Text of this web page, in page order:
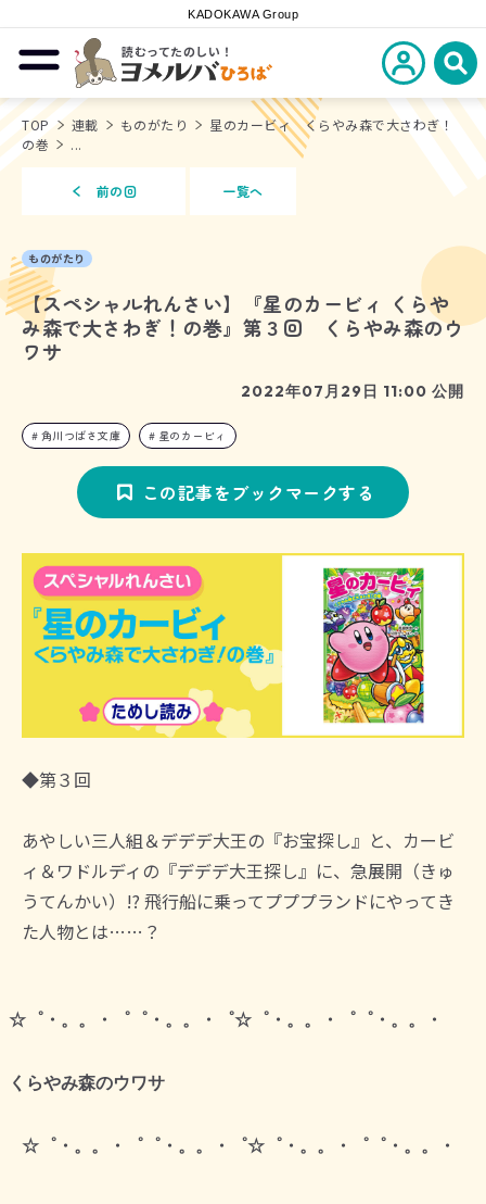
KADOKAWA Group
メニューを開閉する
読むってたのしい！
ヨメルバひろば
新規会員登
検
TOP 連載 ものがたり
星のカービィ くらやみ森で大さわぎ！
の巻
...
前の回 一覧へ
ものがたり
【スペシャルれんさい】『星のカービィ くらや
み森で大さわぎ！の巻』第３回 くらやみ森のウ
ワサ
2022年07月29日 11:00 公開
角川つばさ文庫 星のカービィ
この記事をブックマークする
◆第３回
あやしい三人組＆デデデ大王の『お宝探し』と、カービ
ィ＆ワドルディの『デデデ大王探し』に、急展開（きゅ
うてんかい）!? 飛行船に乗ってプププランドにやってき
た人物とは……？
☆゜・。。・゜゜・。。・゜☆゜・。。・゜゜・。。・
くらやみ森のウワサ
☆゜・。。・゜゜・。。・゜☆゜・。。・゜゜・。。・